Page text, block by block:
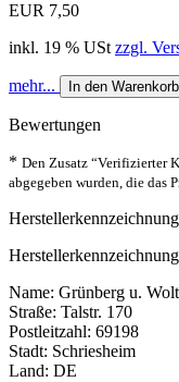
EUR 7,50
inkl. 19 % USt zzgl.
mehr... In den Warenkorb
Bewertungen
* Den Zusatz “Verifizierter
abgegeben wurden, die das
Herstellerkennzeichnung
Herstellerkennzeichnung
Name: Grünberg u.
Straße: Talstr. 170
Postleitzahl: 69198
Stadt: Schriesheim
Land: DE